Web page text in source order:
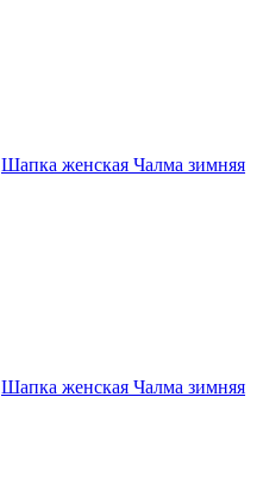
Шапка женская Чалма зимняя
Шапка женская Чалма зимняя